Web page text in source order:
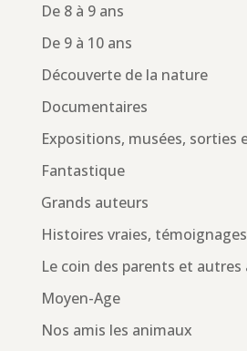
De 8 à 9 ans
De 9 à 10 ans
Découverte de la nature
Documentaires
Expositions, musées, sorties
Fantastique
Grands auteurs
Histoires vraies, témoignages
Le coin des parents et autres
Moyen-Age
Nos amis les animaux